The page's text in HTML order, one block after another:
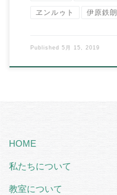
ヱンルゥト 伊原鉄朗
Published 5月 15, 2019
HOME
私たちについて
教室について